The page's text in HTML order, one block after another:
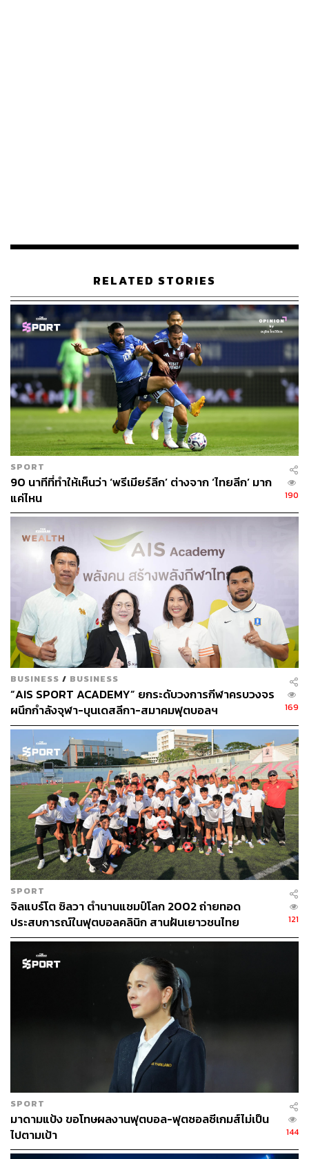
“ฝ่ายพัฒนาผู้ตัดสินฯ มีโครงการอบรมให้ความรู้เกี่ยวกับกฎ
กติกาใหม่ๆ อยู่ตลอดเวลา ล่าสุดเพิ่งส่งผู้ตัดสิน 36 คนไปสร้าง
ประสบการณ์ที่เมืองอันตัลยา ประเทศตุรกี และได้ทดลองการ
ใช้ระบบ AAR (Additional Assistant Referee) หรือผู้ตัดสินที่
5 และ 6 ในบริเวณหลังประตู ที่จะเข้ามาช่วยเหลือการทำ
หน้าที่ของผู้ตัดสินได้
“อีกทั้งในฤดูกาลนี้เราได้นำเทคโนโลยี VAR (Video
Assistant Referee) มาทดลองใช้เพื่อช่วยซัพพอร์ตการทำ
หน้าที่ของผู้ตัดสิน ซึ่งเราได้เห็นกันแล้วในเกม ออมสิน ไทย
แลนด์ แชมเปี้ยนส์คัพ ที่ผ่านมา ซึ่งเราจะทดลองใช้
เทคโนโลยี VAR อีกครั้งในเกมโตโยต้า ไทยลีก วันที่ 10
กุมภาพันธ์นี้ ระหว่างสโมสรทรูแบงค็อก ยูไนเต็ด พบ เอสซีจี
เมืองทอง ยูไนเต็ด ณ สนามทรู สเตเดียม ซึ่งต้องขอเรียนทุก
ท่านว่า ขณะนี้ยังอยู่ในช่วงคัดเลือกบริษัทที่มีความเชี่ยวชาญ
และต้องเป็นการใช้งบประมาณที่เหมาะสม เกิดประโยชน์
สูงสุด ก่อนที่จะตัดสินใจเลือกและนำมาใช้อย่างจริงจังใน
“อีกเรื่องคือการเปลี่ยนแปลงโควตานักเตะสัญชาติอาเซียน
วันนี้หลายๆ ทีมมีแฟนบอลเพิ่มจากการดึงนักเตะจากเพื่อน
บ้านมาร่วมทีม ทั้งสิงคโปร์, เมียนมา, อินโดนีเซีย, ฟิลิปปินส์
และเวียดนาม ผมมั่นใจว่าเรามาถูกทางแล้วในการเป็น
ศูนย์กลางอาเซียน ซึ่งนี่ถือเป็นก้าวแรกของพวกเรา
“หลายสิ่งหลายอย่างที่เราวางแผนและลงมือทำ รวมทั้งเงิน
สนับสนุนประจำฤดูกาล 2018 โตโยต้า ไทยลีก ใช้สูตร 20+5
ล้านบาท ทั้งหมดทั้งมวลเหล่านี้ ผมเชื่อว่าการแข่งขันฟุตบอล
โตโยต้า ไทยลีก ฤดูกาล 2018 นี้จะมีความสนุก เป็นเกมการ
แข่งขันที่ขาวสะอาด บริสุทธิ์ ยุติธรรม และน่าติดตามมากยิ่ง
ขึ้น”
ส่วนของเงินสนับสนุนทั้ง 18 สโมสรในโตโยต้า ไทยลีก จะได้
รับเงินจากสมาคมกีฬาฟุตบอลแห่งประเทศไทยฯ สโมสรละ
20 ล้านบาท บวกกับเงินสำหรับพัฒนาโครงสร้างพื้นฐาน
สโมสรตามโครงการ FA Development Program อีก 5 ล้าน
บาทเหมือนเช่นเคย
โดยทีมแชมป์ไทยลีกในปี 2018 จะได้เงินรางวัล 10,000,000
บาท รองแชมป์ได้เงินรางวัล 3,000,000 บาท ทีมอันดับ 3 ได้
เงินรางวัล 1,500,000 บาท อันดับ 4 ได้ 800,000 บาท อันดับ 5
ได้ 700,000 บาท อันดับ 6 ได้ 600,000 บาท อันดับ 7 ได้
500,000 บาท และอันดับ 8 ได้เงิน 400,000 บาท
ขณะที่โปรแกรมการแข่งขันนัดแรกจะเริ่มต้นในวันศุกร์ที่ 9
กุมภาพันธ์นี้ ระหว่าง บุรีรัมย์ ยูไนเต็ด กับ ราชบุรี มิตรผล เอฟ
ซี ตั้งแต่เวลา 19.00 น. ถ่ายทอดสดทางช่อง True Sport 2,
True4U และ True Sport HD3
วันเสาร์ที่ 10 กุมภาพันธ์ 2018 เวลา 17.45 น. แอร์ฟอร์ซ
เซ็นทรัล เอฟซี พบ สุโขทัย เอฟซี ถ่ายทอดสดทางช่อง True
Sport 2, เวลา 18.00 น. สิงห์ เชียงราย ยูไนเต็ด พบ ชลบุรี เอฟ
ซี ถ่ายทอดสดทางช่อง True Sport HD3, เวลา 19.00 น. ทรู
RELATED STORIES
SPORT
90 นาทีที่ทำให้เห็นว่า ‘พรีเมียร์ลีก’ ต่างจาก ‘ไทยลีก’ มาก
แค่ไหน
190
BUSINESS / BUSINESS
“AIS SPORT ACADEMY” ยกระดับวงการกีฬาครบวงจร
ผนึกกำลังจุฬา-บุนเดสลีกา-สมาคมฟุตบอลฯ
169
SPORT
จิลแบร์โต ซิลวา ตำนานแชมป์โลก 2002 ถ่ายทอด
ประสบการณ์ในฟุตบอลคลินิก สานฝันเยาวชนไทย
121
SPORT
มาดามแป้ง ขอโทษผลงานฟุตบอล-ฟุตซอลซีเกมส์ไม่เป็น
ไปตามเป้า
144